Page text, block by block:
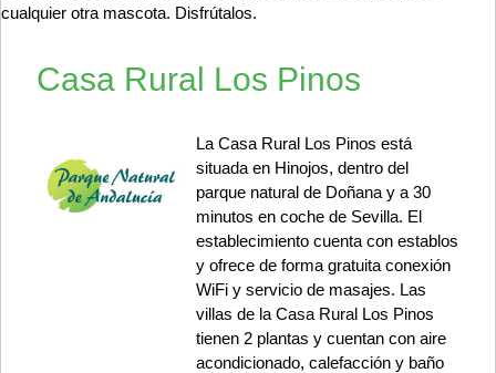
cualquier otra mascota. Disfrútalos.
Casa Rural Los Pinos
La Casa Rural Los Pinos está
situada en Hinojos, dentro del
parque natural de Doñana y a 30
minutos en coche de Sevilla. El
establecimiento cuenta con establos
y ofrece de forma gratuita conexión
WiFi y servicio de masajes. Las
villas de la Casa Rural Los Pinos
tienen 2 plantas y cuentan con aire
acondicionado, calefacción y baño